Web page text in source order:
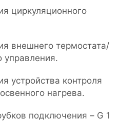
циркуляционного
внешнего термостата/
управления.
устройства контроля
нагрева.
подключения – G 1